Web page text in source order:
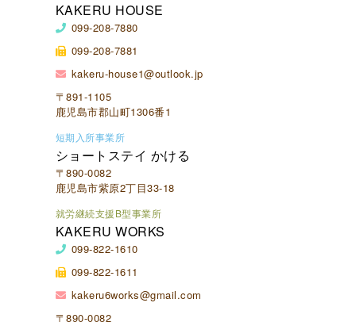
KAKERU HOUSE
099-208-7880
099-208-7881
kakeru-house1@outlook.jp
〒891-1105
鹿児島市郡山町1306番1
短期入所事業所
ショートステイ かける
〒890-0082
鹿児島市紫原2丁目33-18
就労継続支援B型事業所
KAKERU WORKS
099-822-1610
099-822-1611
kakeru6works@gmail.com
〒890-0082